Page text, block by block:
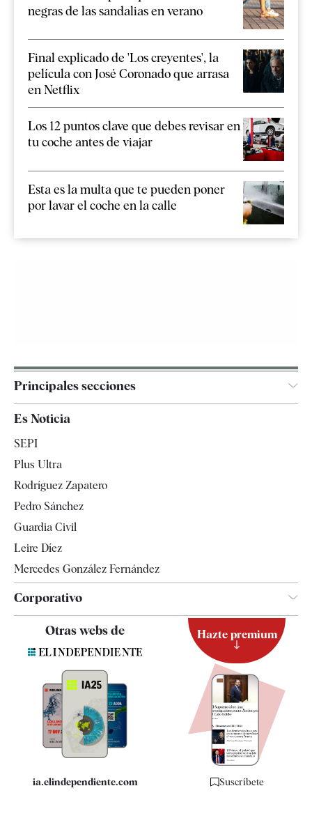
negras de las sandalias en verano
Final explicado de 'Los creyentes', la
película con José Coronado que arrasa
en Netflix
Los 12 puntos clave que debes revisar en
tu coche antes de viajar
Esta es la multa que te pueden poner
por lavar el coche en la calle
Principales secciones
Televisión
Es Noticia
SEPI
Plus Ultra
Rodríguez Zapatero
Pedro Sánchez
Guardia Civil
Leire Díez
Mercedes González Fernández
Corporativo
Quiénes somos
Especificaciones
Otras webs de
ia.elindependiente.com
Hazte premium
Suscríbete